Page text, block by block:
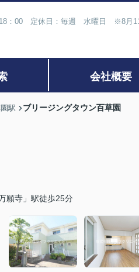
：00 定休日：毎週 水曜日 ※8月11
会社概要
駅 ブリージングタウン百草園
願寺」駅徒歩25分